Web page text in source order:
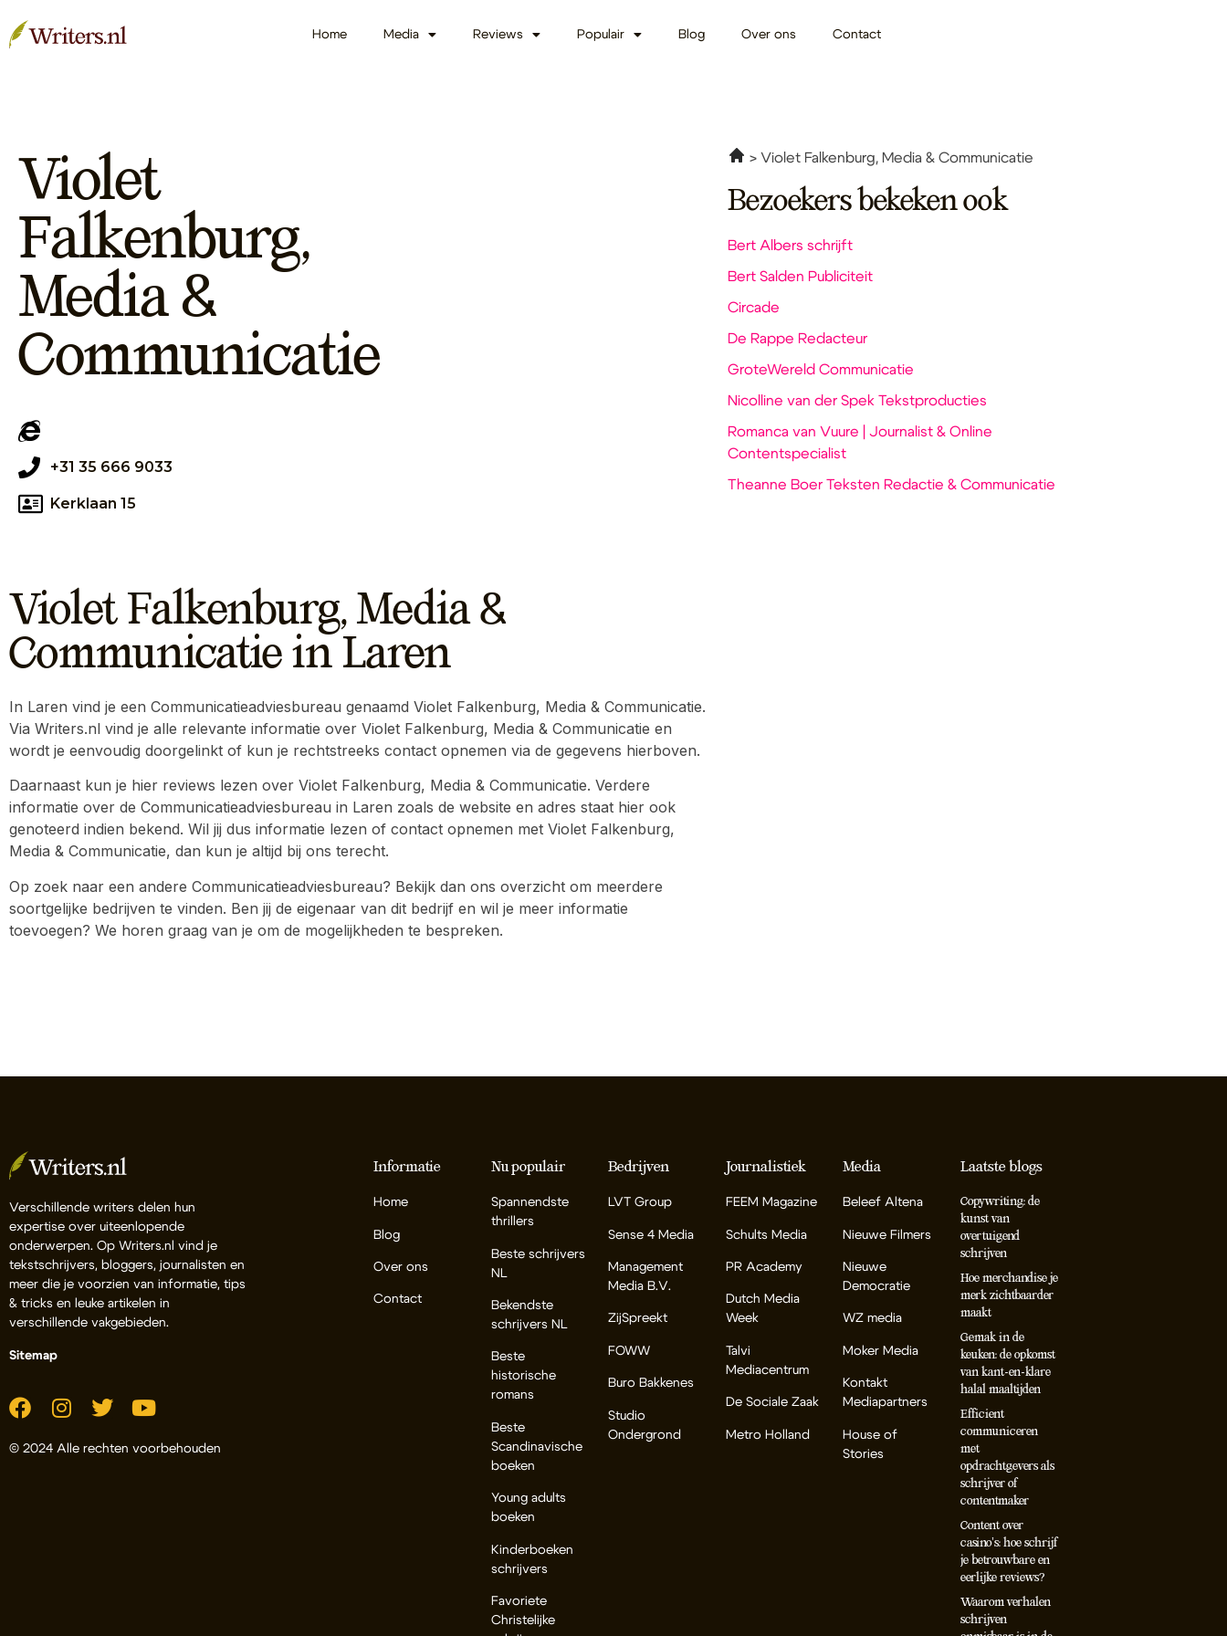
Home Media Reviews Populair Blog Over ons Contact
Violet
Falkenburg,
Media &
Communicatie
+31 35 666 9033
Kerklaan 15
Violet Falkenburg, Media &
Communicatie in Laren
In Laren vind je een Communicatieadviesbureau genaamd Violet Falkenburg, Media & Communicatie.
Via Writers.nl vind je alle relevante informatie over Violet Falkenburg, Media & Communicatie en
wordt je eenvoudig doorgelinkt of kun je rechtstreeks contact opnemen via de gegevens hierboven.
Daarnaast kun je hier reviews lezen over Violet Falkenburg, Media & Communicatie. Verdere
informatie over de Communicatieadviesbureau in Laren zoals de website en adres staat hier ook
genoteerd indien bekend. Wil jij dus informatie lezen of contact opnemen met Violet Falkenburg,
Media & Communicatie, dan kun je altijd bij ons terecht.
Op zoek naar een andere Communicatieadviesbureau? Bekijk dan ons overzicht om meerdere
soortgelijke bedrijven te vinden. Ben jij de eigenaar van dit bedrijf en wil je meer informatie
toevoegen? We horen graag van je om de mogelijkheden te bespreken.
Violet Falkenburg, Media & Communicatie
Bezoekers bekeken ook
Bert Albers schrijft
Bert Salden Publiciteit
Circade
De Rappe Redacteur
GroteWereld Communicatie
Nicolline van der Spek Tekstproducties
Romanca van Vuure | Journalist & Online
Contentspecialist
Theanne Boer Teksten Redactie & Communicatie
Verschillende writers delen hun
expertise over uiteenlopende
onderwerpen. Op Writers.nl vind je
tekstschrijvers, bloggers, journalisten en
meer die je voorzien van informatie, tips
& tricks en leuke artikelen in
verschillende vakgebieden.
Sitemap
© 2024 Alle rechten voorbehouden
Informatie
Home
Blog
Over ons
Contact
Nu populair
Spannendste
thrillers
Beste schrijvers
NL
Bekendste
schrijvers NL
Beste
historische
romans
Beste
Scandinavische
boeken
Young adults
boeken
Kinderboeken
schrijvers
Favoriete
Christelijke
Bedrijven
LVT Group
Sense 4 Media
Management
Media B.V.
ZijSpreekt
FOWW
Buro Bakkenes
Studio
Ondergrond
Journalistiek
FEEM Magazine
Schults Media
PR Academy
Dutch Media
Week
Talvi
Mediacentrum
De Sociale Zaak
Metro Holland
Media
Beleef Altena
Nieuwe Filmers
Nieuwe
Democratie
WZ media
Moker Media
Kontakt
Mediapartners
House of
Stories
Laatste blogs
Copywriting: de
kunst van
overtuigend
schrijven
Hoe merchandise je
merk zichtbaarder
maakt
Gemak in de
keuken: de opkomst
van kant-en-klare
halal maaltijden
Efficient
communiceren
met
opdrachtgevers als
schrijver of
contentmaker
Content over
casino’s: hoe schrijf
je betrouwbare en
eerlijke reviews?
Waarom verhalen
schrijven